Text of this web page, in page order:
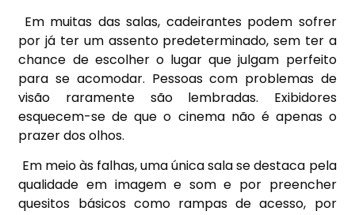
Em muitas das salas, cadeirantes podem sofrer
por já ter um assento predeterminado, sem ter a
chance de escolher o lugar que julgam perfeito
para se acomodar. Pessoas com problemas de
visão raramente são lembradas. Exibidores
esquecem-se de que o cinema não é apenas o
prazer dos olhos.
Em meio às falhas, uma única sala se destaca pela
qualidade em imagem e som e por preencher
quesitos básicos como rampas de acesso, por